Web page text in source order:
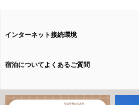
インターネット接続環境
宿泊についてよくあるご質問